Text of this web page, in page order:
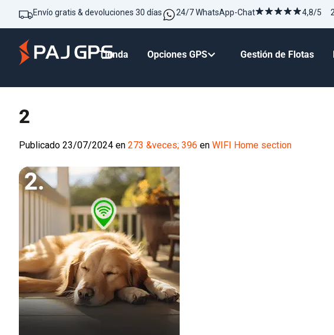
Envío gratis & devoluciones 30 días 24/7 WhatsApp-Chat 4,8/5
Tienda Opciones GPS Gestión de Flotas
2
Publicado 23/07/2024 en 273 &veces; 396 en WIFI Home section